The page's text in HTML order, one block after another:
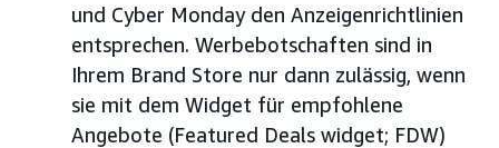
und Cyber Monday den Anzeigenrichtlinien
entsprechen. Werbebotschaften sind in
Ihrem Brand Store nur dann zulässig, wenn
sie mit dem Widget für empfohlene
Angebote (Featured Deals widget; FDW)